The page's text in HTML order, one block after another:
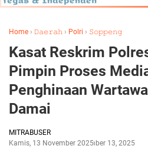
Home › 𝙳𝚊𝚎𝚛𝚊𝚑 › Polri › 𝚂𝚘𝚙𝚙𝚎𝚗𝚐
Kasat Reskrim
Pimpin Proses
Penghinaan
Damai
MITRABUSER
Kamis, 13 November 2025November 13, 2025